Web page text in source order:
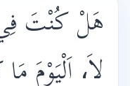
هَلْ كُنْتَ فِي
لاَ، اَلْيَوْمَ